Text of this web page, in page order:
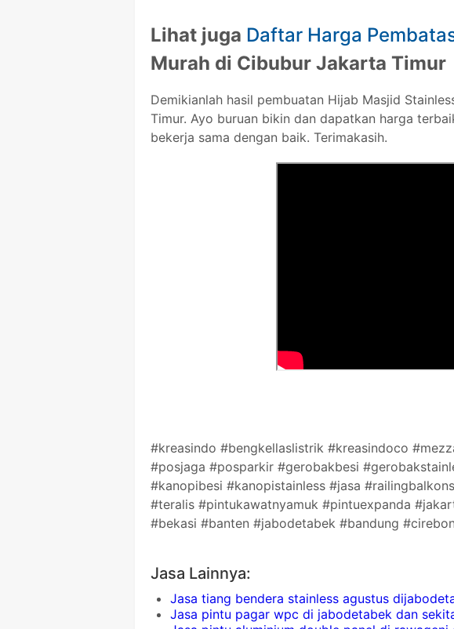
Lihat juga Daftar Harga
Murah di Cibubur Jakarta Timur
Demikianlah hasil pembuatan Hijab Masjid
Timur. Ayo buruan bikin dan dapatkan harga
bekerja sama dengan baik. Terimakasih.
#kreasindo #bengkellaslistrik #kreasindoco
#posjaga #posparkir #gerobakbesi
#kanopibesi #kanopistainless #jasa
#teralis #pintukawatnyamuk #pintuexpanda
#bekasi #banten #jabodetabek #bandung
Jasa Lainnya:
Jasa tiang bendera stainless agustus
Jasa pintu pagar wpc di jabodetabek dan